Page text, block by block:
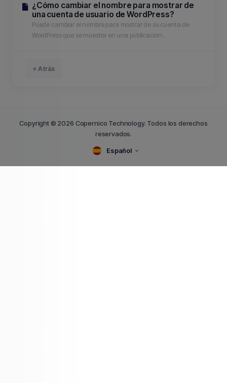
¿Cómo cambiar el nombre para mostrar de
una cuenta de usuario de WordPress?
Puede cambiar el nombre para mostrar de su cuenta de
WordPress que se muestra en una publicación...
« Atrás
Copyright © 2026 Copernico Technology. Todos los derechos
reservados.
Español